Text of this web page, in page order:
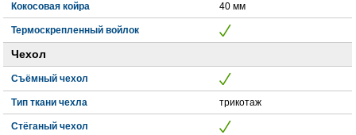
Кокосовая койра 40 мм
Термоскрепленный войлок
Чехол
Съёмный чехол
Тип ткани чехла трикотаж
Стёганый чехол